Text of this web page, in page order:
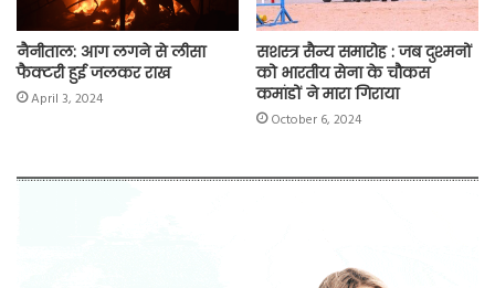
नैनीताल: आग लगने से लीसा
फैक्टरी हुई जलकर राख
April 3, 2024
सशस्त्र सैन्य समारोह : जब दुश्मनों
को भारतीय सेना के चौकस
कमांडों ने मारा गिराया
October 6, 2024